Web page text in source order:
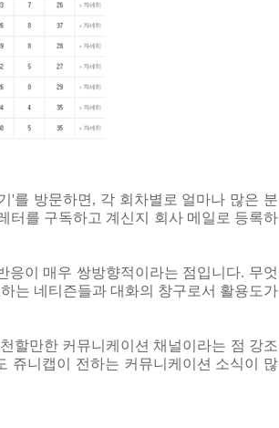
'를 방문하면, 각 회차별로 얼마나 많은 분
터를 구독하고 계신지 회사 메일로 등록하
이 매우 쌍방향적이라는 점입니다. 무엇
는 네티즌들과 대화의 창구로서 활용도가
할만한 커뮤니케이션 채널이라는 점 강조
쥬니캡이 전하는 커뮤니케이션 소식이 많